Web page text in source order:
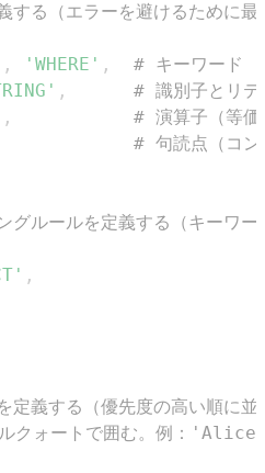
る（エラーを避けるために最
, 'WHERE' ,
# キーワード
,
# 識別子とリテ
,
# 演算子（等価
# 句読点（コン
ルールを定義する（キーワー
,
義する（優先度の高い順に並
ルクォートで囲む。例：